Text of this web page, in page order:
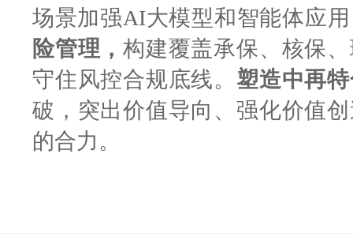
场景加强AI大模型和智能体应
险管理，构建覆盖承保、核保
守住风控合规底线。 塑造中再
破，突出价值导向、强化价值
的合力。